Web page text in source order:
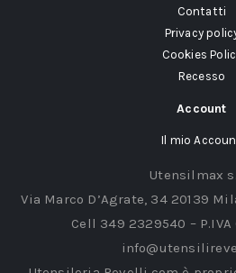
Contatti
Privacy
Cookies
Recesso
Account
Il mio
Utensilmax
Via Marco D’Agrate, 34 20139
Cell 349 2329540 –